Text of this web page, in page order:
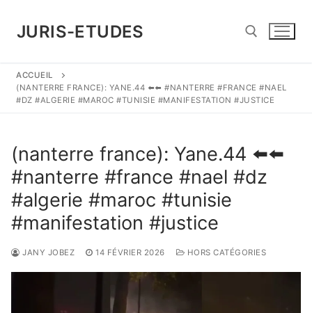
contenu
JURIS-ETUDES
Rechercher :
ACCUEIL
(NANTERRE FRANCE): YANE.44 ⬅️⬅️ #NANTERRE #FRANCE #NAEL
#DZ #ALGERIE #MAROC #TUNISIE #MANIFESTATION #JUSTICE
(nanterre france): Yane.44 ⬅️⬅️
#nanterre #france #nael #dz
#algerie #maroc #tunisie
#manifestation #justice
JANY JOBEZ 14 FÉVRIER 2026 HORS CATÉGORIES